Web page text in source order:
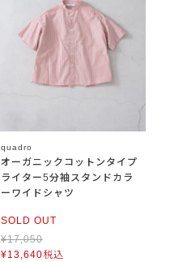
quadro
オーガニックコットンタイプ
ライター5分袖スタンドカラ
ーワイドシャツ
SOLD OUT
¥17,050
¥13,640税込